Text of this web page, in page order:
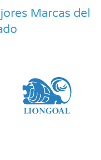
Marcas del